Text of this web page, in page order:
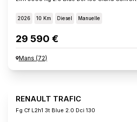
2026 10 Km Diesel Manuelle
29 590 €
Mans (72)
RENAULT TRAFIC
Fg Cf L2h1 3t Blue 2.0 Dci 130